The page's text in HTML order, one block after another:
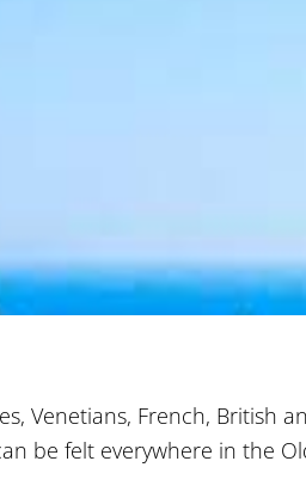
Venetians, French, British
be felt everywhere in the